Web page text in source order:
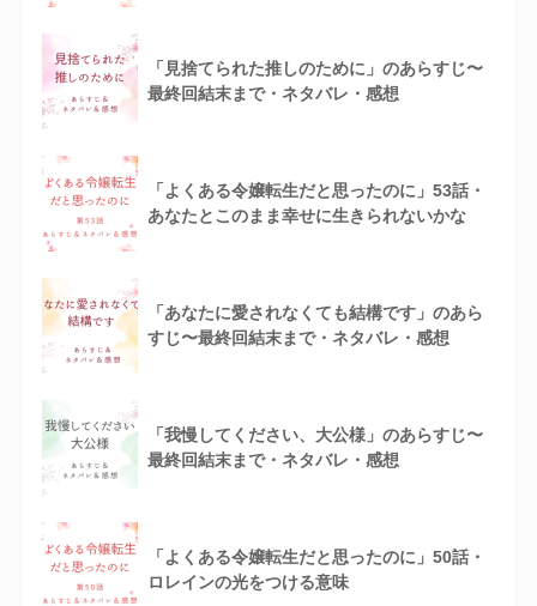
「見捨てられた推しのために」のあらすじ〜
最終回結末まで・ネタバレ・感想
「よくある令嬢転生だと思ったのに」53話・
あなたとこのまま幸せに生きられないかな
「あなたに愛されなくても結構です」のあら
すじ〜最終回結末まで・ネタバレ・感想
「我慢してください、大公様」のあらすじ〜
最終回結末まで・ネタバレ・感想
「よくある令嬢転生だと思ったのに」50話・
ロレインの光をつける意味